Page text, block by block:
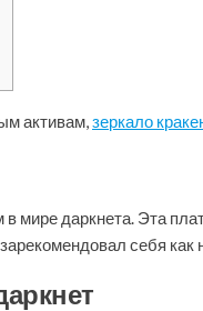
активам,зеркало
мире даркнета. Эта
себя